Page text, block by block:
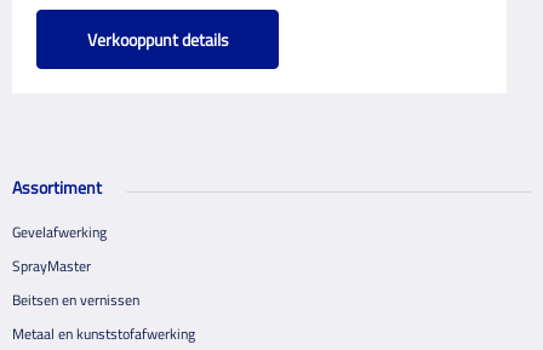
Verkooppunt details
Assortiment
Gevelafwerking
SprayMaster
Beitsen en vernissen
Metaal en kunststofafwerking